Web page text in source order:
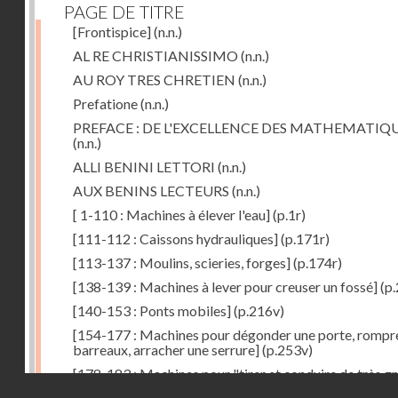
PAGE DE TITRE
[Frontispice](n.n.)
AL RE CHRISTIANISSIMO (n.n.)
AU ROY TRES CHRETIEN (n.n.)
Prefatione(n.n.)
PREFACE : DE L'EXCELLENCE DES
(n.n.)
ALLI BENINI LETTORI (n.n.)
AUX BENINS LECTEURS (n.n.)
[ 1-110 : Machines à élever l'eau](p.1r)
[111-112 : Caissons hydrauliques](p.171r)
[113-137 : Moulins, scieries, forges](p.174r)
[138-139 : Machines à lever pour creuser un fossé]
[140-153 : Ponts mobiles](p.216v)
[154-177 : Machines pour dégonder une porte,
barreaux, arracher une serrure](p.253v)
[178-183 : Machines pour "tirer et conduire de très